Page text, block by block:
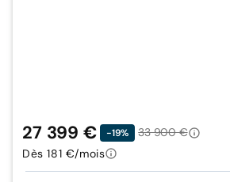
27 399 € -19%
33 900 €
Dès 181 €/mois